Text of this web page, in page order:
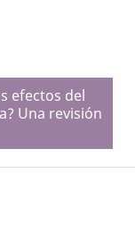
efectos del
Una revisión